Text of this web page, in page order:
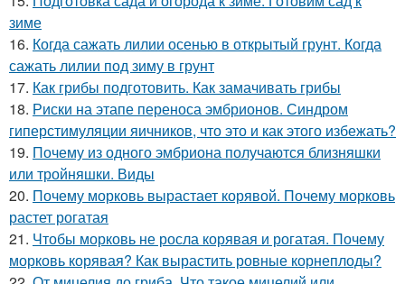
зиме
16. Когда сажать лилии осенью в открытый грунт. Когда
сажать лилии под зиму в грунт
17. Как грибы подготовить. Как замачивать грибы
18. Риски на этапе переноса эмбрионов. Синдром
гиперстимуляции яичников, что это и как этого избежать?
19. Почему из одного эмбриона получаются близняшки
или тройняшки. Виды
20. Почему морковь вырастает корявой. Почему морковь
растет рогатая
21. Чтобы морковь не росла корявая и рогатая. Почему
морковь корявая? Как вырастить ровные корнеплоды?